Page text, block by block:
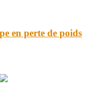
en perte de poids